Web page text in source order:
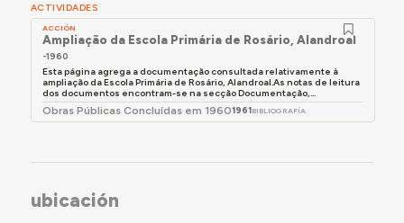
ACTIVIDADES
ACCIÓN
Ampliação da Escola Primária de Rosário, Alandroal
-1960
Esta página agrega a documentação consultada relativamente à
ampliação da Escola Primária de Rosário, Alandroal.As notas de leitura
dos documentos encontram-se na secção Documentação,...
Obras Públicas Concluídas em 19601961BIBLIOGRAFÍA
ubicación